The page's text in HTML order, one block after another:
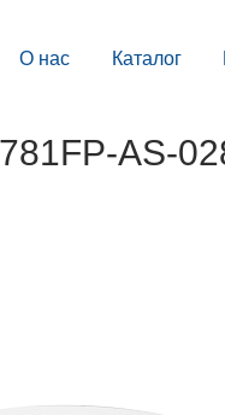
О нас Каталог
AS-